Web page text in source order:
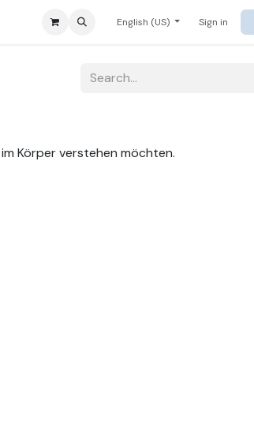
English (US) Sign in
Körper verstehen möchten.